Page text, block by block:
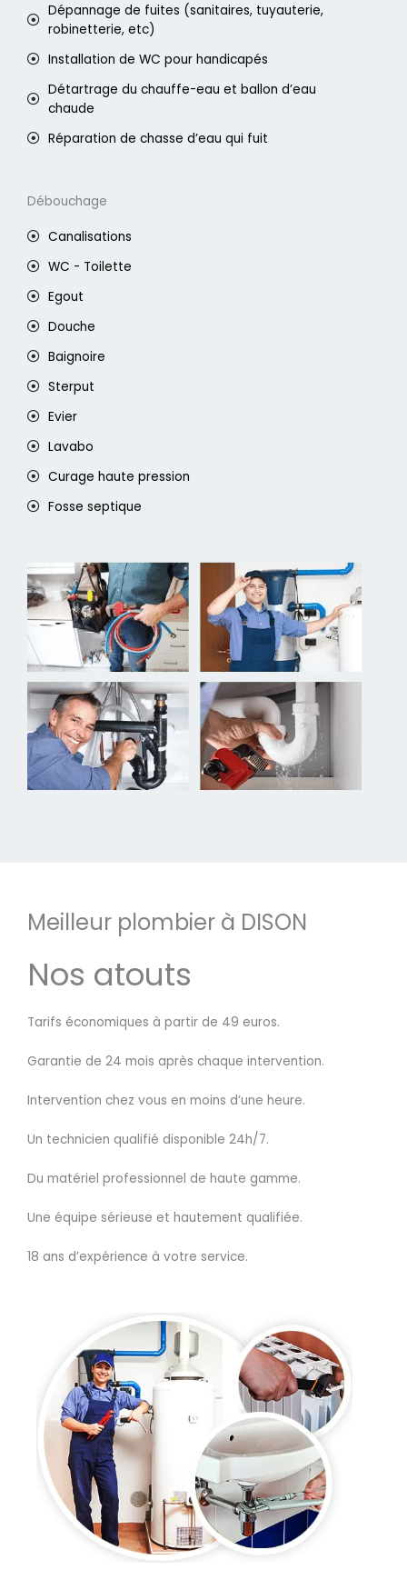
Dépannage de fuites (sanitaires, tuyauterie,
robinetterie, etc)
Installation de WC pour handicapés
Détartrage du chauffe-eau et ballon d’eau
chaude
Réparation de chasse d’eau qui fuit
Débouchage
Canalisations
WC - Toilette
Egout
Douche
Baignoire
Sterput
Evier
Lavabo
Curage haute pression
Fosse septique
Meilleur plombier à DISON
Nos atouts
Tarifs économiques à partir de 49 euros.
Garantie de 24 mois après chaque intervention.
Intervention chez vous en moins d’une heure.
Un technicien qualifié disponible 24h/7.
Du matériel professionnel de haute gamme.
Une équipe sérieuse et hautement qualifiée.
18 ans d’expérience à votre service.